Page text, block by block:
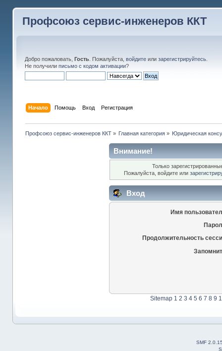
Профсоюз сервис-инженеров ККТ
Добро пожаловать, Гость. Пожалуйста, войдитеили зарегистрируйтесь.
Не получили письмо с кодом активации?
Начало Помощь Вход Регистрация
Профсоюз сервис-инженеров ККТ» Главная категория » Юридическая
Внимание!
Только
Пожалуйста, войдите или
Вход
Имя
Продолжительность
Sitemap 1 2 3 4 5 6 7 8 9
SMF